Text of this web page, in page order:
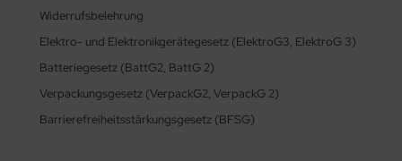
Widerrufsbelehrung
Elektro- und Elektronikgerätegesetz (ElektroG3, ElektroG 3)
Batteriegesetz (BattG2, BattG 2)
Verpackungsgesetz (VerpackG2, VerpackG 2)
Barrierefreiheitsstärkungsgesetz (BFSG)